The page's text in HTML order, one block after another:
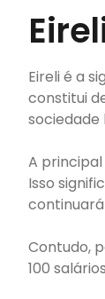
Eireli é a
constitui
sociedade
A
Isso
Contudo,
100